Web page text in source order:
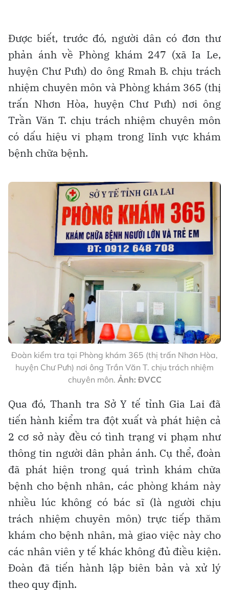
Được biết, trước đó, người dân có đơn thư
phản ánh về Phòng khám 247 (xã Ia Le,
huyện Chư Pưh) do ông Rmah B. chịu trách
nhiệm chuyên môn và Phòng khám 365 (thị
trấn Nhơn Hòa, huyện Chư Pưh) nơi ông
Trần Văn T. chịu trách nhiệm chuyên môn
có dấu hiệu vi phạm trong lĩnh vực khám
bệnh chữa bệnh.
Đoàn kiểm tra tại Phòng khám 365 (thị trấn Nhơn Hòa,
huyện Chư Pưh) nơi ông Trần Văn T. chịu trách nhiệm
chuyên môn. Ảnh: ĐVCC
Qua đó, Thanh tra Sở Y tế tỉnh Gia Lai đã
tiến hành kiểm tra đột xuất và phát hiện cả
2 cơ sở này đều có tình trạng vi phạm như
thông tin người dân phản ánh. Cụ thể, đoàn
đã phát hiện trong quá trình khám chữa
bệnh cho bệnh nhân, các phòng khám này
nhiều lúc không có bác sĩ (là người chịu
trách nhiệm chuyên môn) trực tiếp thăm
khám cho bệnh nhân, mà giao việc này cho
các nhân viên y tế khác không đủ điều kiện.
Đoàn đã tiến hành lập biên bản và xử lý
theo quy định.